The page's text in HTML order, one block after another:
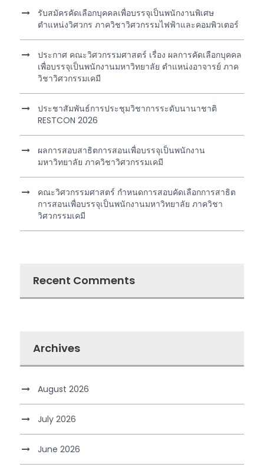
รับสมัครคัดเลือกบุคคลเพื่อบรรจุเป็นพนักงานพิเศษ
ตำแหน่งวิศวกร ภาควิชาวิศวกรรมไฟฟ้าและคอมพิวเตอร์
ประกาศ คณะวิศวกรรมศาสตร์ เรื่อง ผลการคัดเลือกบุคคล
เพื่อบรรจุเป็นพนักงานมหาวิทยาลัย ตำแหน่งอาจารย์ ภาค
วิชาวิศวกรรมเคมี
ประชาสัมพันธ์การประชุมวิชาการระดับนานาชาติ
RESTCON 2026
ผลการสอบสาธิตการสอนเพื่อบรรจุเป็นพนักงาน
มหาวิทยาลัย ภาควิชาวิศวกรรมเคมี
คณะวิศวกรรมศาสตร์ กำหนดการสอบคัดเลือกการสาธิต
การสอนเพื่อบรรจุเป็นพนักงานมหาวิทยาลัย ภาควิชา
วิศวกรรมเคมี
Recent Comments
Archives
August 2026
July 2026
June 2026